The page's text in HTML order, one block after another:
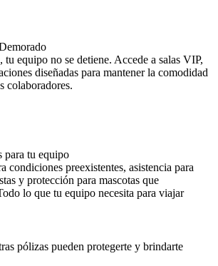
tu equipo no se detiene. Accede a salas VIP,
diseñadas para mantener la comodidad
colaboradores.
para tu equipo
condiciones preexistentes, asistencia para
y protección para mascotas que
lo que tu equipo necesita para viajar
pólizas pueden protegerte y brindarte